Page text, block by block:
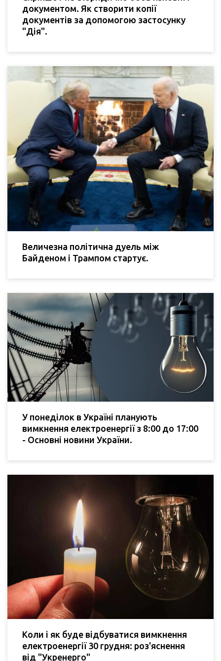
документом. Як створити копії
документів за допомогою застосунку
"Дія".
Величезна політична дуель між
Байденом і Трампом стартує.
У понеділок в Україні планують
вимкнення електроенергії з 8:00 до 17:00
- Основні новини України.
Коли і як буде відбуватися вимкнення
електроенергії 30 грудня: роз'яснення
від "Укренерго"